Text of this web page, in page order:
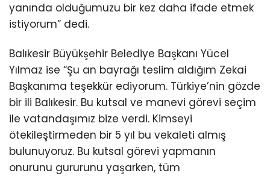
yanında olduğumuzu bir kez daha ifade etmek
istiyorum” dedi.
Balıkesir Büyükşehir Belediye Başkanı Yücel
Yılmaz ise “Şu an bayrağı teslim aldığım Zekai
Başkanıma teşekkür ediyorum. Türkiye’nin gözde
bir ili Balıkesir. Bu kutsal ve manevi görevi seçim
ile vatandaşımız bize verdi. Kimseyi
ötekileştirmeden bir 5 yıl bu vekaleti almış
bulunuyoruz. Bu kutsal görevi yapmanın
onurunu gururunu yaşarken, tüm